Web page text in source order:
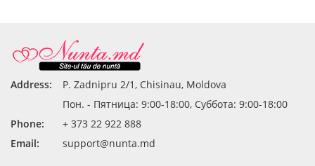
Address:
P. Zadnipru 2/1, Chisinau, Moldova
Пон. - Пятница: 9:00-18:00, Суббота: 9:00-18:00
Phone:
+ 373 22 922 888
Email:
support@nunta.md